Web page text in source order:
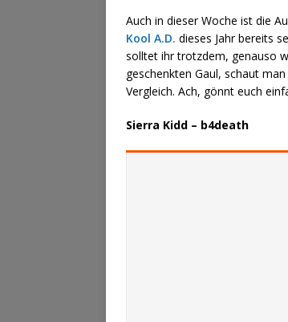
Auch in dieser Woche ist die
Kool A.D. dieses Jahr bereits
solltet ihr trotzdem, genauso
geschenkten Gaul, schaut
Vergleich. Ach, gönnt euch
Sierra Kidd – b4death